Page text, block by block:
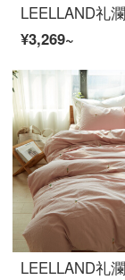
¥3,269~